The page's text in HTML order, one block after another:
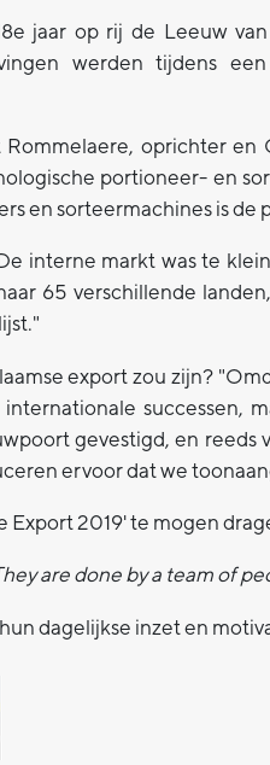
jaar op rij de Leeuw
werden tijdens
oprichter
portioneer- en
en sorteermachines is de
interne markt was te
65 verschillende
export zou zijn?
successen,
gevestigd, en
ervoor dat we
Export 2019' te mogen
are done by a team of
dagelijkse inzet en